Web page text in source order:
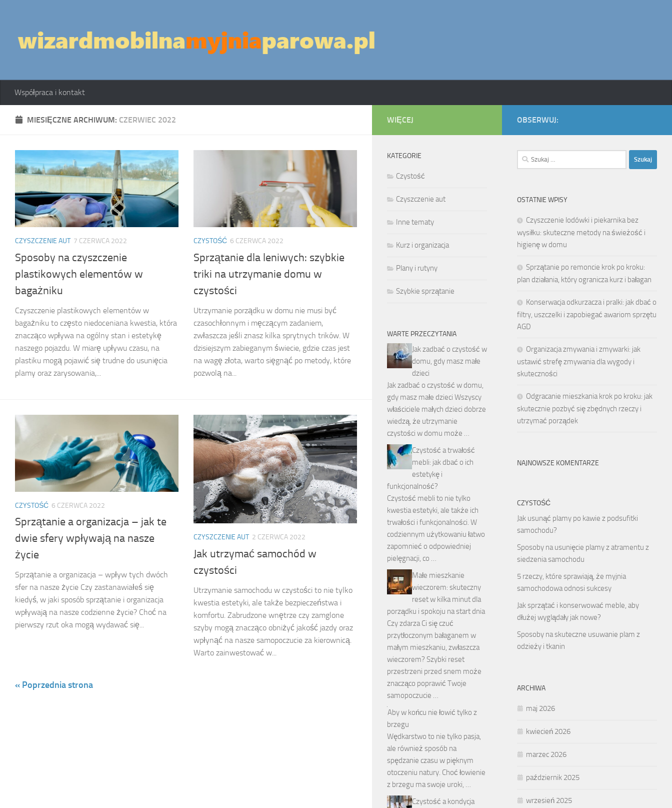
Współpraca i kontakt
MIESIĘCZNE ARCHIWUM: CZERWIEC 2022
CZYSZCZENIE AUT 7 CZERWCA 2022
Sposoby na czyszczenie
plastikowych elementów w
bagażniku
Czyszczenie plastikowych elementów w
bagażniku to często niedoceniana kwestia, która
znacząco wpływa na ogólny stan i estetykę
naszego pojazdu. W miarę upływu czasu, na
plastiku mogą pojawić się trudne do usunięcia
plamy oraz zarysowania,...
CZYSTOŚĆ 6 CZERWCA 2022
Sprzątanie dla leniwych: szybkie
triki na utrzymanie domu w
czystości
Utrzymanie porządku w domu nie musi być
czasochłonnym i męczącym zadaniem,
zwłaszcza jeśli znasz kilka sprytnych trików. W
dzisiejszym zabieganym świecie, gdzie czas jest
na wagę złota, warto sięgnąć po metody, które
pozwolą na...
CZYSTOŚĆ 6 CZERWCA 2022
Sprzątanie a organizacja – jak te
dwie sfery wpływają na nasze
życie
Sprzątanie a organizacja – wpływ tych dwóch
sfer na nasze życie Czy zastanawiałeś się
kiedyś, w jaki sposób sprzątanie i organizacja
wpływają na nasze codzienne życie? Choć na
pierwszy rzut oka mogą wydawać się...
CZYSZCZENIE AUT 2 CZERWCA 2022
Jak utrzymać samochód w
czystości
Utrzymanie samochodu w czystości to nie tylko
kwestia estetyki, ale także bezpieczeństwa i
komfortu. Zabrudzone wnętrze czy zamglone
szyby mogą znacząco obniżyć jakość jazdy oraz
wpłynąć na nasze samopoczucie za kierownicą.
Warto zainwestować w...
« Poprzednia strona
OBSERWUJ:
Szukaj:
OSTATNIE WPISY
Czyszczenie lodówki i piekarnika bez
wysiłku: skuteczne metody na świeżość i
higienę w domu
Sprzątanie po remoncie krok po kroku:
plan działania, który ogranicza kurz i bałagan
Konserwacja odkurzacza i pralki: jak dbać o
filtry, uszczelki i zapobiegać awariom sprzętu
AGD
Organizacja zmywania i zmywarki: jak
ustawić strefę zmywania dla wygody i
skuteczności
Odgracanie mieszkania krok po kroku: jak
skutecznie pozbyć się zbędnych rzeczy i
utrzymać porządek
NAJNOWSZE KOMENTARZE
CZYSTOŚĆ
Jak usunąć plamy po kawie z podsufitki
samochodu?
Sposoby na usunięcie plamy z atramentu z
siedzenia samochodu
5 rzeczy, które sprawiają, że myjnia
samochodowa odnosi sukcesy
Jak sprzątać i konserwować meble, aby
dłużej wyglądały jak nowe?
Sposoby na skuteczne usuwanie plam z
odzieży i tkanin
ARCHIWA
maj 2026
kwiecień 2026
marzec 2026
październik 2025
wrzesień 2025
WIĘCEJ
KATEGORIE
Czystość
Czyszczenie aut
Inne tematy
Kurz i organizacja
Plany i rutyny
Szybkie sprzątanie
WARTE PRZECZYTANIA
Jak zadbać o czystość w
domu, gdy masz małe
dzieci
Jak zadbać o czystość w domu,
gdy masz małe dzieci Wszyscy
właściciele małych dzieci dobrze
wiedzą, że utrzymanie
czystości w domu może …
Czystość a trwałość
mebli: jak dbać o ich
estetykę i
funkcjonalność?
Czystość mebli to nie tylko
kwestia estetyki, ale także ich
trwałości i funkcjonalności. W
codziennym użytkowaniu łatwo
zapomnieć o odpowiedniej
pielęgnacji, co …
Małe mieszkanie
wieczorem: skuteczny
reset w kilka minut dla
porządku i spokoju na start dnia
Czy zdarza Ci się czuć
przytłoczonym bałaganem w
małym mieszkaniu, zwłaszcza
wieczorem? Szybki reset
przestrzeni przed snem może
znacząco poprawić Twoje
samopoczucie …
Aby w końcu nie łowić tylko z
brzegu
Wędkarstwo to nie tylko pasja,
ale również sposób na
spędzanie czasu w pięknym
otoczeniu natury. Choć łowienie
z brzegu ma swoje uroki, …
Czystość a kondycja